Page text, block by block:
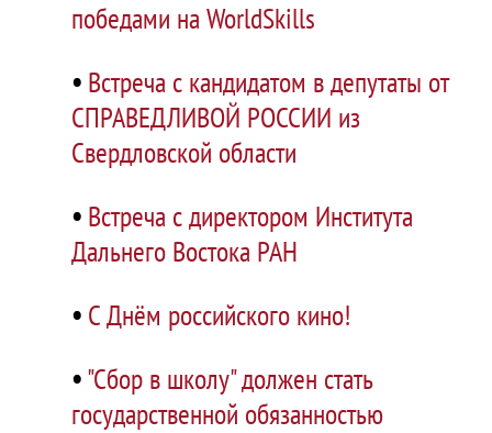
победами на WorldSkills
• Встреча с кандидатом в депутаты от
СПРАВЕДЛИВОЙ РОССИИ из
Свердловской области
• Встреча с директором Института
Дальнего Востока РАН
• С Днём российского кино!
•"Сбор в школу" должен стать
государственной обязанностью